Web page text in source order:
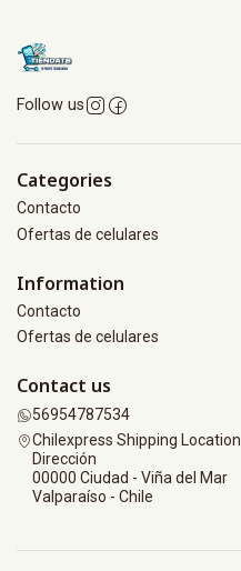
Follow us
Categories
Contacto
Ofertas de celulares
Information
Contacto
Ofertas de celulares
Contact us
56954787534
Chilexpress Shipping Location
Dirección
00000 Ciudad - Viña del Mar
Valparaíso - Chile